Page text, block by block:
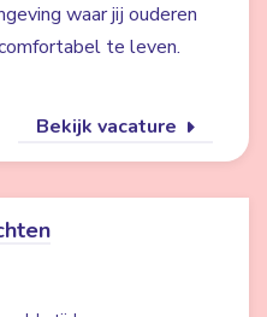
waar jij ouderen
te leven.
Bekijk vacature